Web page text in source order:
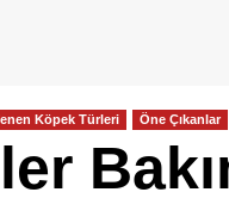
Köpek Türleri Öne Çıkanlar